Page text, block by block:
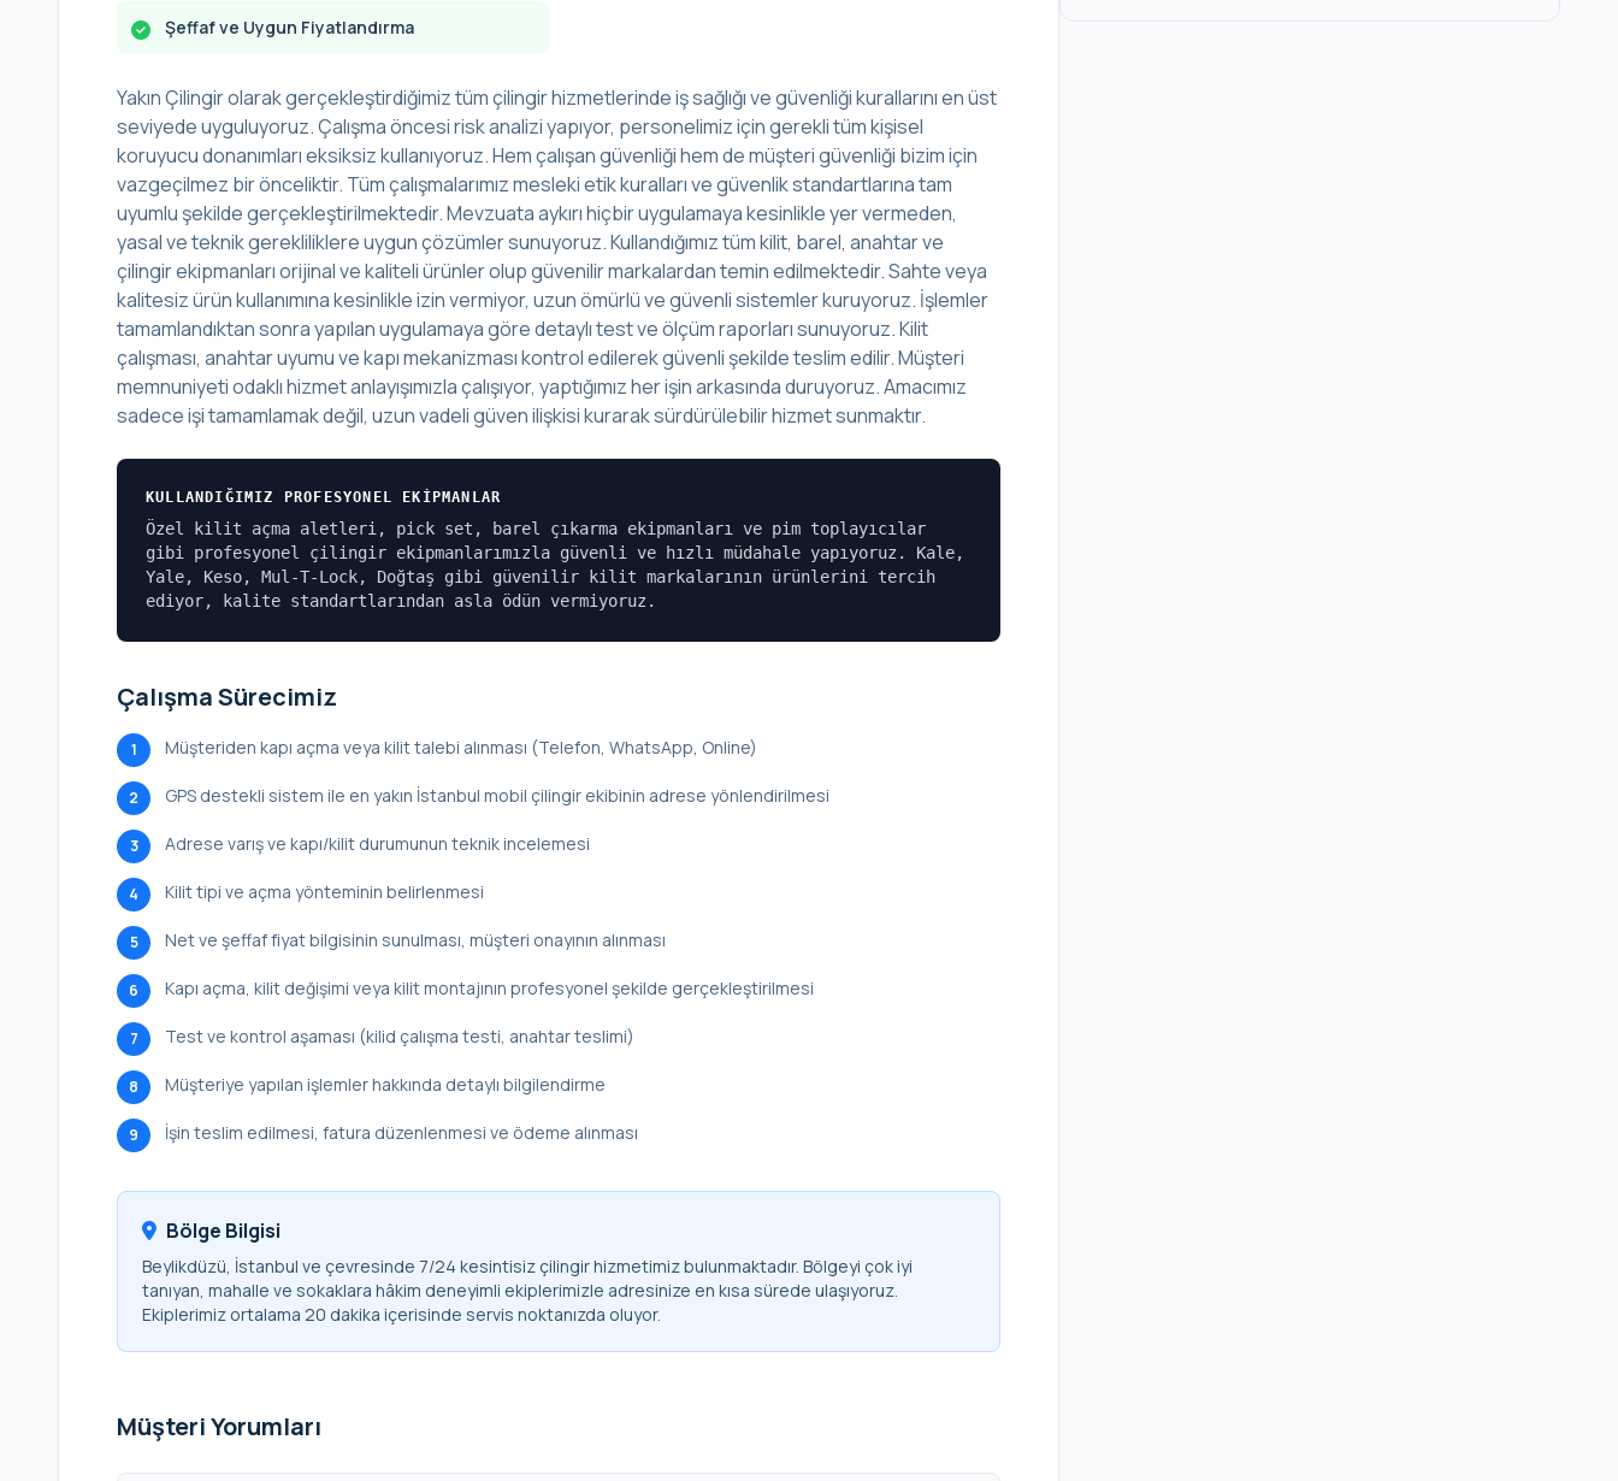
Şeffaf ve Uygun Fiyatlandırma
Yakın Çilingir olarak gerçekleştirdiğimiz tüm çilingir hizmetlerinde iş sağlığı ve güvenliği kurallarını en üst
seviyede uyguluyoruz. Çalışma öncesi risk analizi yapıyor, personelimiz için gerekli tüm kişisel
koruyucu donanımları eksiksiz kullanıyoruz. Hem çalışan güvenliği hem de müşteri güvenliği bizim için
vazgeçilmez bir önceliktir. Tüm çalışmalarımız mesleki etik kuralları ve güvenlik standartlarına tam
uyumlu şekilde gerçekleştirilmektedir. Mevzuata aykırı hiçbir uygulamaya kesinlikle yer vermeden,
yasal ve teknik gerekliliklere uygun çözümler sunuyoruz. Kullandığımız tüm kilit, barel, anahtar ve
çilingir ekipmanları orijinal ve kaliteli ürünler olup güvenilir markalardan temin edilmektedir. Sahte veya
kalitesiz ürün kullanımına kesinlikle izin vermiyor, uzun ömürlü ve güvenli sistemler kuruyoruz. İşlemler
tamamlandıktan sonra yapılan uygulamaya göre detaylı test ve ölçüm raporları sunuyoruz. Kilit
çalışması, anahtar uyumu ve kapı mekanizması kontrol edilerek güvenli şekilde teslim edilir. Müşteri
memnuniyeti odaklı hizmet anlayışımızla çalışıyor, yaptığımız her işin arkasında duruyoruz. Amacımız
sadece işi tamamlamak değil, uzun vadeli güven ilişkisi kurarak sürdürülebilir hizmet sunmaktır.
KULLANDIĞIMIZ PROFESYONEL EKIPMANLAR
Özel kilit açma aletleri, pick set, barel çıkarma ekipmanları ve pim toplayıcılar
gibi profesyonel çilingir ekipmanlarımızla güvenli ve hızlı müdahale yapıyoruz. Kale,
Yale, Keso, Mul-T-Lock, Doğtaş gibi güvenilir kilit markalarının ürünlerini tercih
ediyor, kalite standartlarından asla ödün vermiyoruz.
Çalışma Sürecimiz
1 Müşteriden kapı açma veya kilit talebi alınması (Telefon, WhatsApp, Online)
2 GPS destekli sistem ile en yakın İstanbul mobil çilingir ekibinin adrese yönlendirilmesi
3 Adrese varış ve kapı/kilit durumunun teknik incelemesi
4 Kilit tipi ve açma yönteminin belirlenmesi
5 Net ve şeffaf fiyat bilgisinin sunulması, müşteri onayının alınması
6 Kapı açma, kilit değişimi veya kilit montajının profesyonel şekilde gerçekleştirilmesi
7 Test ve kontrol aşaması (kilid çalışma testi, anahtar teslimi)
8 Müşteriye yapılan işlemler hakkında detaylı bilgilendirme
9 İşin teslim edilmesi, fatura düzenlenmesi ve ödeme alınması
Bölge Bilgisi
Beylikdüzü, İstanbul ve çevresinde 7/24 kesintisiz çilingir hizmetimiz bulunmaktadır. Bölgeyi çok iyi
tanıyan, mahalle ve sokaklara hâkim deneyimli ekiplerimizle adresinize en kısa sürede ulaşıyoruz.
Ekiplerimiz ortalama 20 dakika içerisinde servis noktanızda oluyor.
Müşteri Yorumları